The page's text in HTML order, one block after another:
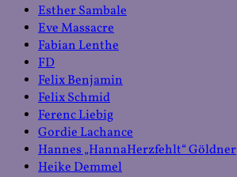
Esther Sambale
Eve Massacre
Fabian Lenthe
FD
Felix Benjamin
Felix Schmid
Ferenc Liebig
Gordie Lachance
Hannes „HannaHerzfehlt“ Göldner
Heike Demmel